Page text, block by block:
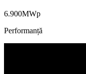
6.900MWp
Performanță